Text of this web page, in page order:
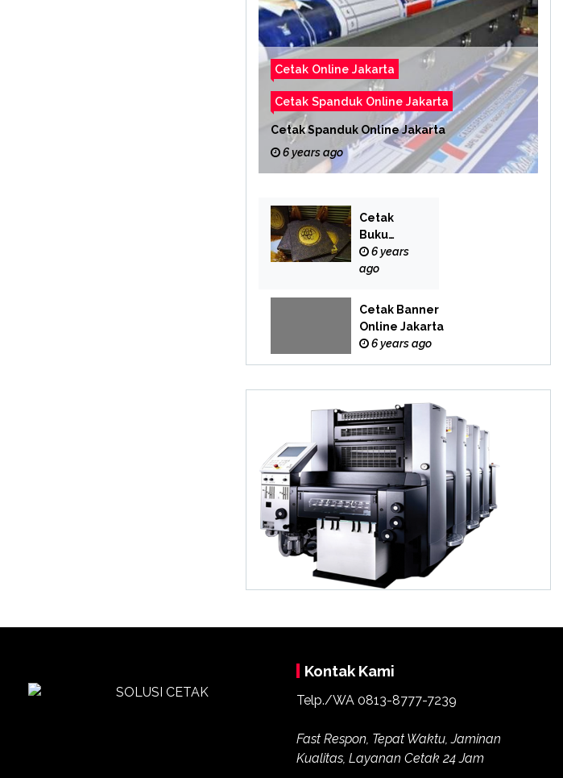
Cetak Online Jakarta
Cetak Spanduk Online Jakarta
Cetak Spanduk Online Jakarta
6 years ago
Cetak
Buku
Yasin
Online
6 years
ago
Cetak Banner
Online Jakarta
6 years ago
Kontak Kami
Telp./WA 0813-8777-7239
Fast Respon, Tepat Waktu, Jaminan
Kualitas, Layanan Cetak 24 Jam